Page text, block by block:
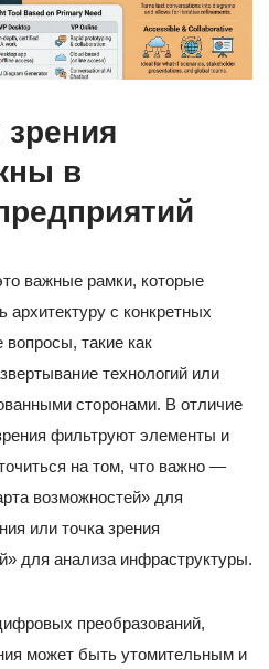
в
важные рамки, которые
архитектуру с конкретных
такие как
технологий или
сторонами. В отличие
фильтруют элементы и
на том, что важно —
возможностей» для
или точка зрения
для анализа инфраструктуры.
преобразований,
может быть утомительным и